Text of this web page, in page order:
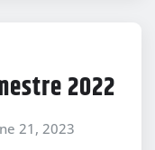
2022
21, 2023